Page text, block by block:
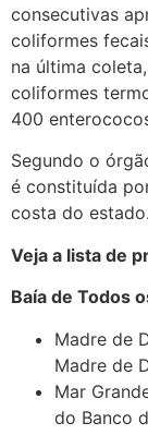
consecutivas
coliformes
na última
coliformes
400
Segundo o
é constituída
costa do estado.
Veja a lista de
Baía de Todos
Madre de
Madre de
Mar
do Banco